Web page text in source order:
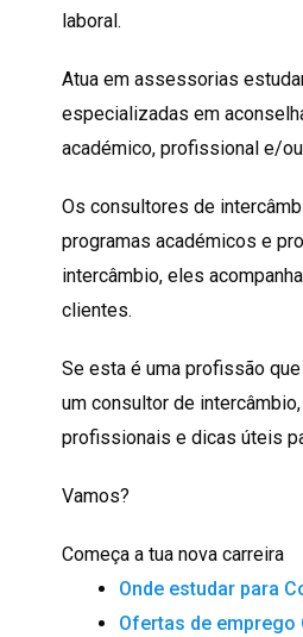
laboral.
Atua em assessorias
especializadas em
académico, profissional e/
Os consultores de
programas académicos e
intercâmbio, eles
clientes.
Se esta é uma profissão
um consultor de
profissionais e dicas úteis
Vamos?
Começa a tua nova carreira
Onde estudar para
Ofertas de